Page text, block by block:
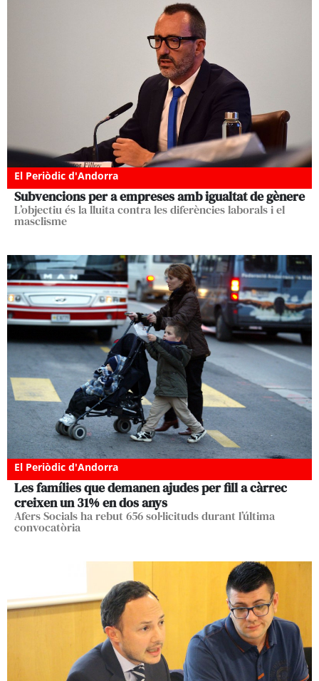
El Periòdic d'Andorra
Subvencions per a empreses amb igualtat de gènere
L’objectiu és la lluita contra les diferències laborals i el
masclisme
El Periòdic d'Andorra
Les famílies que demanen ajudes per fill a càrrec
creixen un 31% en dos anys
Afers Socials ha rebut 656 sol·licituds durant l’última
convocatòria